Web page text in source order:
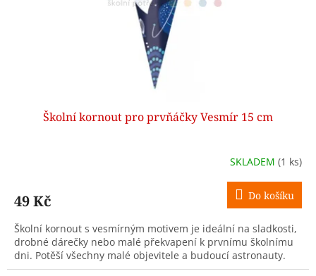
Školní kornout pro prvňáčky Vesmír 15 cm
SKLADEM (1 ks)
49 Kč Do košíku
Školní kornout s vesmírným motivem je ideální na sladkosti,
drobné dárečky nebo malé překvapení k prvnímu školnímu
dni. Potěší všechny malé objevitele a budoucí astronauty.